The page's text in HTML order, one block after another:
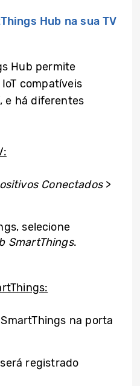
Hub na sua TV
Hub permite
compatíveis
e há diferentes
Conectados>
selecione
SmartThings.
na porta
registrado